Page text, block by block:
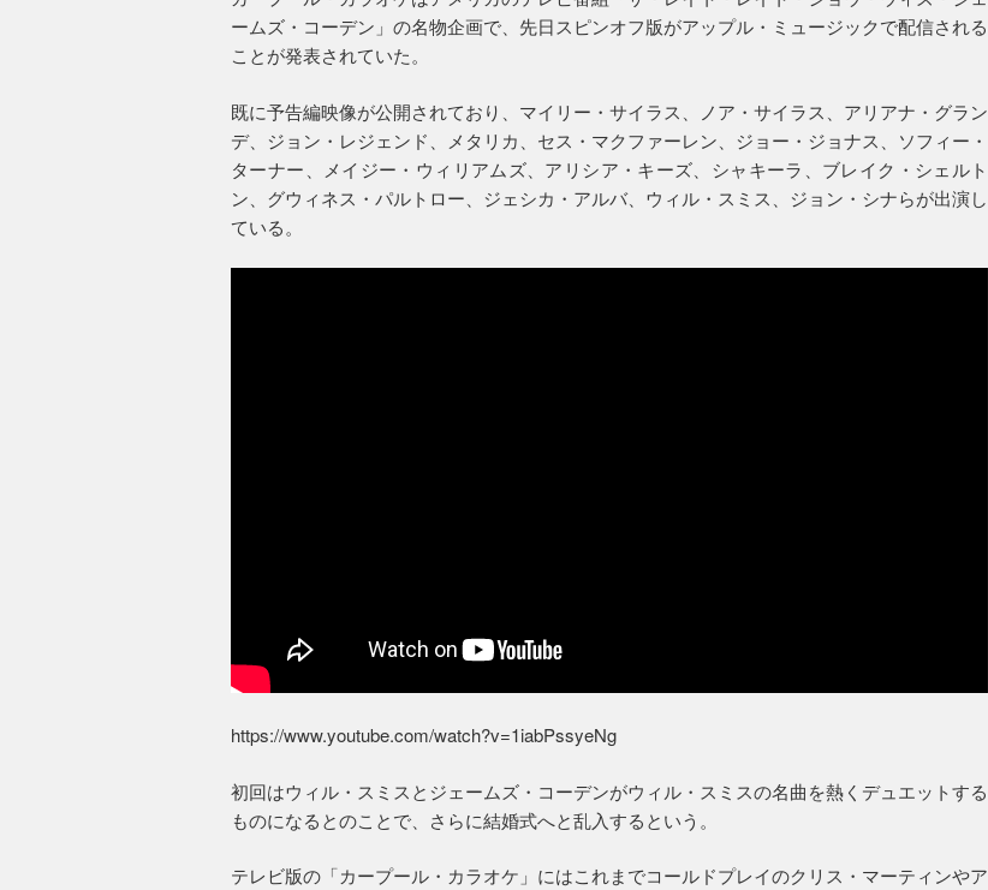
ームズ・コーデン」の名物企画で、先日スピンオフ版がアップル・ミュージックで配信される
ことが発表されていた。
既に予告編映像が公開されており、マイリー・サイラス、ノア・サイラス、アリアナ・グラン
デ、ジョン・レジェンド、メタリカ、セス・マクファーレン、ジョー・ジョナス、ソフィー・
ターナー、メイジー・ウィリアムズ、アリシア・キーズ、シャキーラ、ブレイク・シェルト
ン、グウィネス・パルトロー、ジェシカ・アルバ、ウィル・スミス、ジョン・シナらが出演し
ている。
https://www.youtube.com/watch?v=1iabPssyeNg
初回はウィル・スミスとジェームズ・コーデンがウィル・スミスの名曲を熱くデュエットする
ものになるとのことで、さらに結婚式へと乱入するという。
テレビ版の「カープール・カラオケ」にはこれまでコールドプレイのクリス・マーティンやア